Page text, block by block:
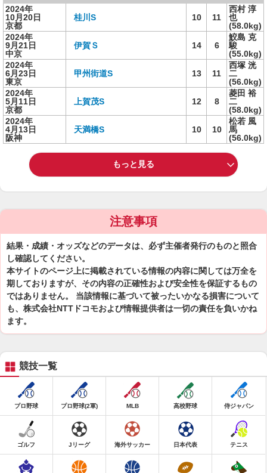
2024年
10月20日
京都
桂川S 10 11
西村 淳
也
(58.0kg)
2024年
9月21日
中京
伊賀Ｓ 14 6
鮫島 克
駿
(55.0kg)
2024年
6月23日
東京
甲州街道S 13 11
西塚 洸
二
(56.0kg)
2024年
5月11日
京都
上賀茂S 12 8
菱田 裕
二
(58.0kg)
2024年
4月13日
阪神
天満橋S 10 10
松若 風
馬
(56.0kg)
もっと見る
注意事項
結果・成績・オッズなどのデータは、必ず主催者発行のものと照合
し確認してください。
本サイトのページ上に掲載されている情報の内容に関しては万全を
期しておりますが、その内容の正確性および安全性を保証するもの
ではありません。 当該情報に基づいて被ったいかなる損害について
も、株式会社NTTドコモおよび情報提供者は一切の責任を負いかね
ます。
競技一覧
プロ野球 プロ野球(2軍) MLB 高校野球 侍ジャパン
ゴルフ Jリーグ 海外サッカー 日本代表 テニス